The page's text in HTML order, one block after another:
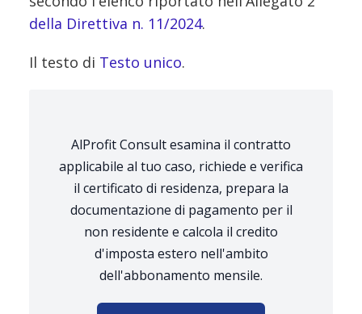
della Direttiva n. 11/2024.
Il testo di Testo unico.
AlProfit Consult esamina il contratto
applicabile al tuo caso, richiede e verifica
il certificato di residenza, prepara la
documentazione di pagamento per il
non residente e calcola il credito
d'imposta estero nell'ambito
dell'abbonamento mensile.